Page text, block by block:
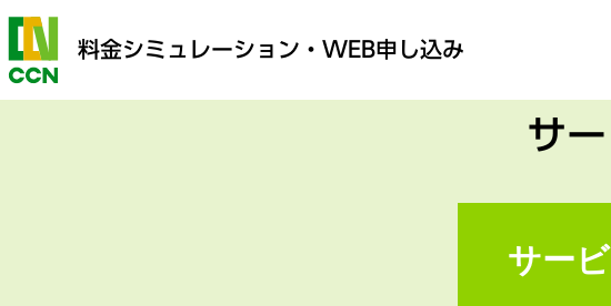
料金シミュレーション ・WEB申し込み
サ
サー